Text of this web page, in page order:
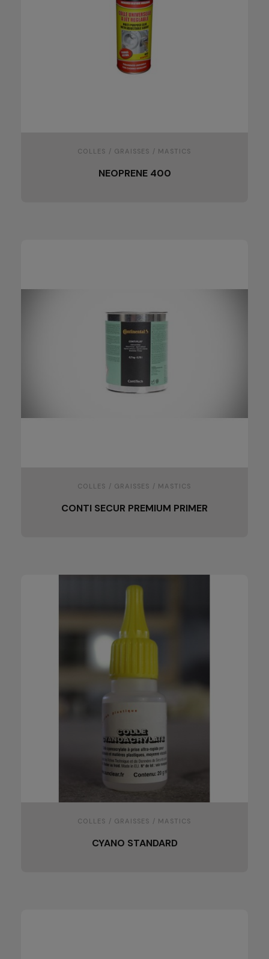
COLLES / GRAISSES / MASTICS
NEOPRENE 400
COLLES / GRAISSES / MASTICS
CONTI SECUR PREMIUM PRIMER
COLLES / GRAISSES / MASTICS
CYANO STANDARD